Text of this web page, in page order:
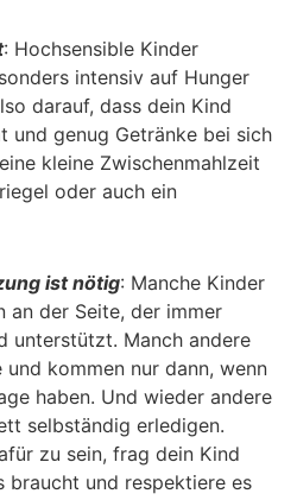
: Hochsensible Kinder
intensiv auf Hunger
darauf, dass dein Kind
und genug Getränke bei sich
kleine Zwischenmahlzeit
oder auch ein
ist nötig: Manche Kinder
an der Seite, der immer
unterstützt. Manch andere
und kommen nur dann, wenn
haben. Und wieder andere
selbständig erledigen.
zu sein, frag dein Kind
braucht und respektiere es